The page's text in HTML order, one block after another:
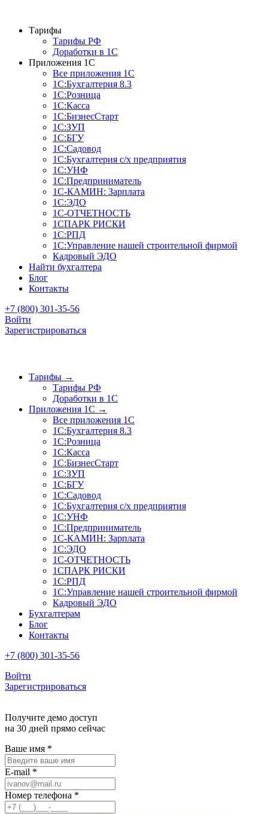
Тарифы
Тарифы РФ
Доработки в 1C
Приложения 1С
Все приложения 1С
1С:Бухгалтерия 8.3
1С:Розница
1С:Касса
1С:БизнесСтарт
1С:ЗУП
1С:БГУ
1С:Садовод
1С:Бухгалтерия с/х предприятия
1С:УНФ
1С:Предприниматель
1С-КАМИН: Зарплата
1С:ЭДО
1С-ОТЧЕТНОСТЬ
1СПАРК РИСКИ
1С:РПД
1С:Управление нашей строительной фирмой
Кадровый ЭДО
Найти бухгалтера
Блог
Контакты
+7 (800) 301-35-56
Войти
Зарегистрироваться
Тарифы →
Тарифы РФ
Доработки в 1C
Приложения 1C →
Все приложения 1С
1С:Бухгалтерия 8.3
1С:Розница
1С:Касса
1С:БизнесСтарт
1С:ЗУП
1С:БГУ
1С:Садовод
1С:Бухгалтерия с/х предприятия
1С:УНФ
1С:Предприниматель
1С-КАМИН: Зарплата
1С:ЭДО
1С-ОТЧЕТНОСТЬ
1СПАРК РИСКИ
1С:РПД
1С:Управление нашей строительной фирмой
Кадровый ЭДО
Бухгалтерам
Блог
Контакты
+7 (800) 301-35-56
Войти
Зарегистрироваться
Получите демо доступ
на 30 дней прямо сейчас
Ваше имя *
E-mail *
Номер телефона *